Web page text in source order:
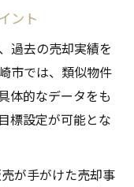
ント
過去の売却実績を
市では、類似物件
体的なデータをも
標設定が可能とな
が手がけた売却事